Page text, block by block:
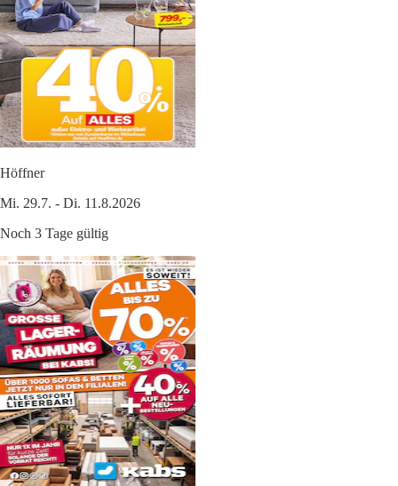
Höffner
Mi. 29.7. - Di. 11.8.2026
Noch 3 Tage gültig